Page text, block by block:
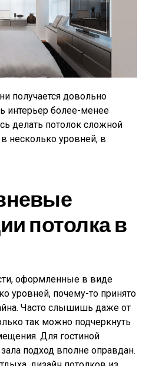
получается довольно
интерьер более-менее
делать потолок сложной
несколько уровней, в
потолка в
оформленные в виде
уровней, почему-то принято
Часто слышишь даже от
так можно подчеркнуть
Для гостиной
подход вполне оправдан.